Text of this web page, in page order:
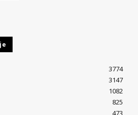
3774
3147
1082
825
473